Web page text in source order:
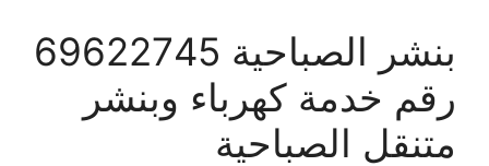
بنشر الصباحية 69622745
رقم خدمة كهرباء وبنشر
متنقل الصباحية